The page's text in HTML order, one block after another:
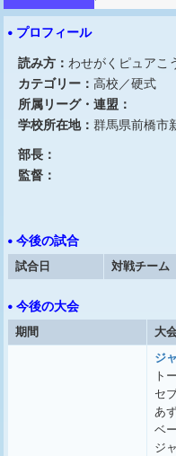
• プロフィール
読み方： わせがくピュアこ
カテゴリー： 高校／硬式
所属リーグ・連盟：
学校所在地： 群馬県前橋市
部長：
監督：
• 今後の試合
試合日
対戦チーム
• 今後の大会
期間
大
ジ
ト
セ
あ
ベ
ジ